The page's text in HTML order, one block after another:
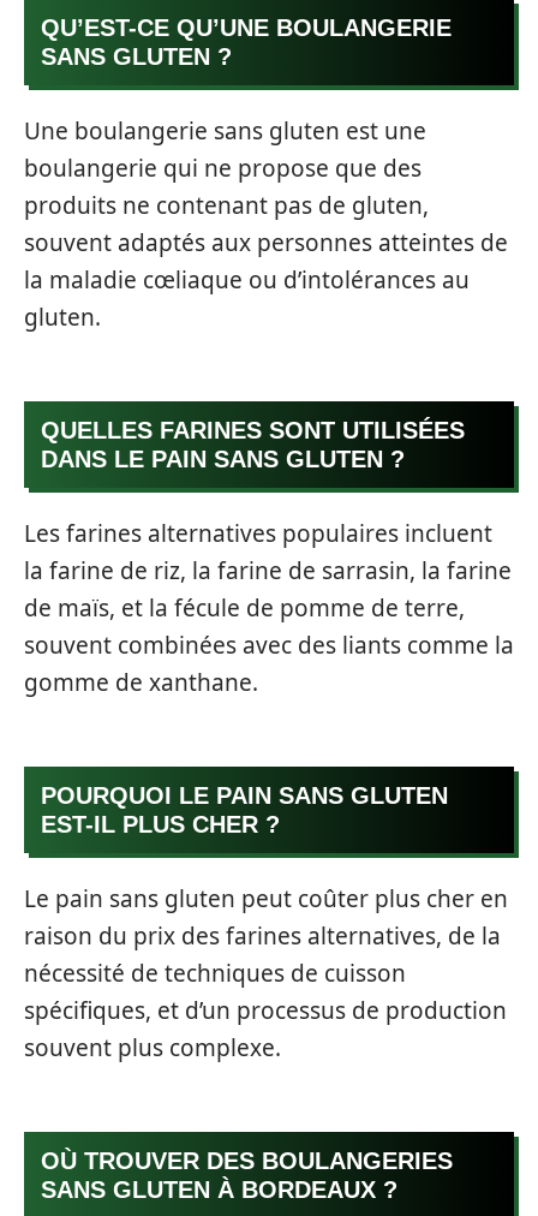
QU’EST-CE QU’UNE BOULANGERIE
SANS GLUTEN ?
Une boulangerie sans gluten est une
boulangerie qui ne propose que des
produits ne contenant pas de gluten,
souvent adaptés aux personnes atteintes de
la maladie cœliaque ou d’intolérances au
gluten.
QUELLES FARINES SONT UTILISÉES
DANS LE PAIN SANS GLUTEN ?
Les farines alternatives populaires incluent
la farine de riz, la farine de sarrasin, la farine
de maïs, et la fécule de pomme de terre,
souvent combinées avec des liants comme la
gomme de xanthane.
POURQUOI LE PAIN SANS GLUTEN
EST-IL PLUS CHER ?
Le pain sans gluten peut coûter plus cher en
raison du prix des farines alternatives, de la
nécessité de techniques de cuisson
spécifiques, et d’un processus de production
souvent plus complexe.
OÙ TROUVER DES BOULANGERIES
SANS GLUTEN À BORDEAUX ?